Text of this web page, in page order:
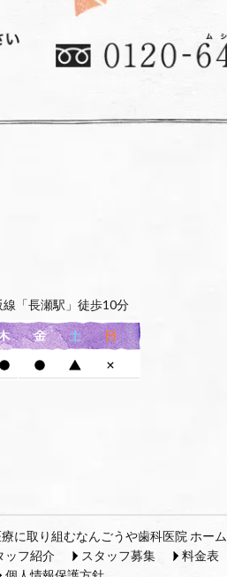
「長瀬駅」徒歩10分
に取り組むなんごうや歯科医院 ホーム
ッフ紹介 スタッフ募集 料金表